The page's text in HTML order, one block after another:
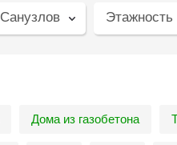
Санузлов Этажность
Дома из газобетона